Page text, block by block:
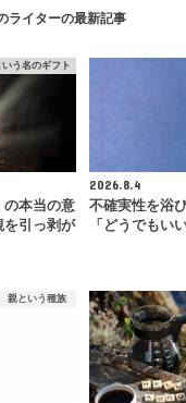
ライターの最新記事
う名のギフト
の本当の意
を引っ剥が
2026.8.4
不確実性を浴
「どうでもい
親という種族